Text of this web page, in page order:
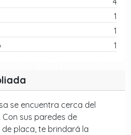
1
1
1
se encuentra cerca del
Con sus paredes de
placa, te brindará la